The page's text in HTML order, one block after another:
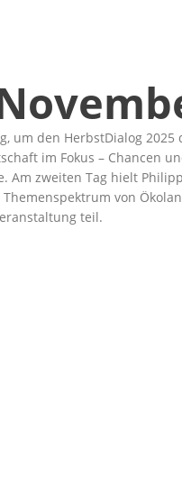
den HerbstDialog
im Fokus – Chancen
zweiten Tag hielt
von
teil.